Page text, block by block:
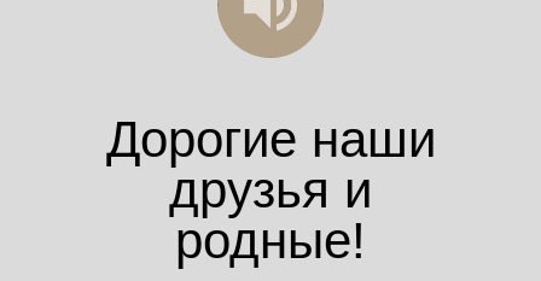
Дорогие наши
друзья и
родные!